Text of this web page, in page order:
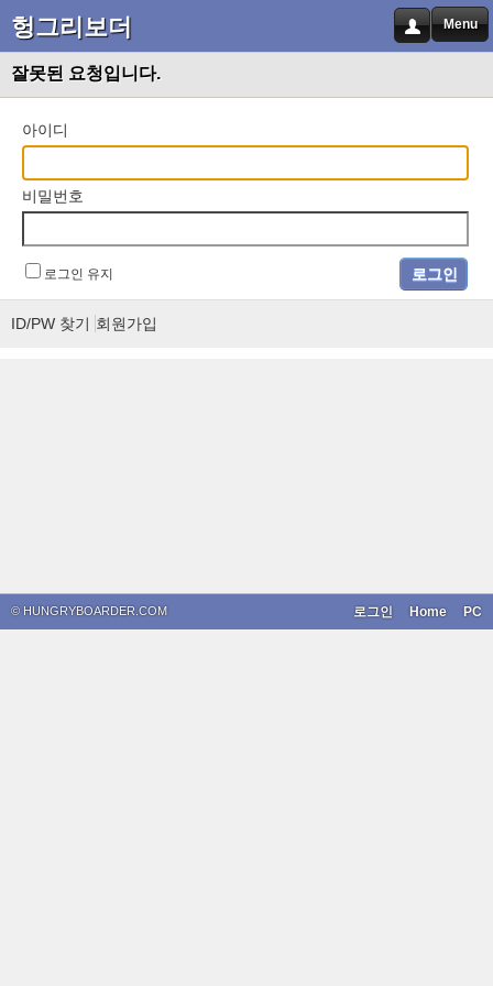
헝그리보더 Menu
잘못된 요청입니다.
아이디
비밀번호
로그인 유지
ID/PW 찾기 회원가입
© HUNGRYBOARDER.COM PC
Home
로그인